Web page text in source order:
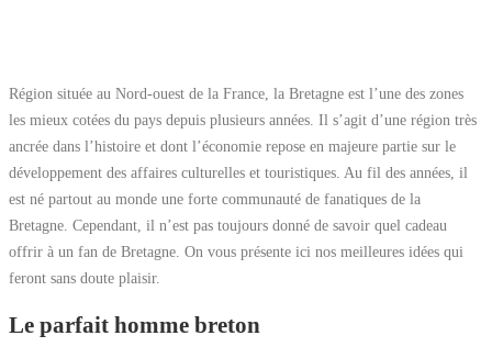
Région située au Nord-ouest de la France, la Bretagne est l’une des zones
les mieux cotées du pays depuis plusieurs années. Il s’agit d’une région très
ancrée dans l’histoire et dont l’économie repose en majeure partie sur le
développement des affaires culturelles et touristiques. Au fil des années, il
est né partout au monde une forte communauté de fanatiques de la
Bretagne. Cependant, il n’est pas toujours donné de savoir quel cadeau
offrir à un fan de Bretagne. On vous présente ici nos meilleures idées qui
feront sans doute plaisir.
Le parfait homme breton